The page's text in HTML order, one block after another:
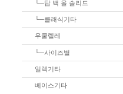
└─탑 백 올 솔리드
└─클래식기타
우쿨렐레
└─사이즈별
일렉기타
베이스기타